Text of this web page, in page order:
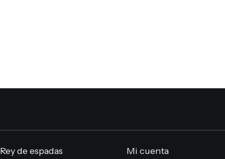
Rey de espadas Mi cuenta